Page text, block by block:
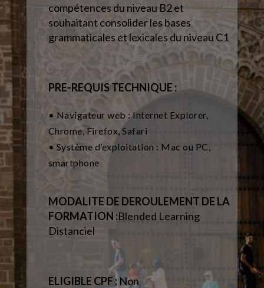
compétences du niveau B2 et
souhaitant consolider les bases
grammaticales et lexicales du niveau C1
PRE-REQUIS TECHNIQUE :
• Navigateur web : Internet Explorer,
Chrome, Firefox, Safari
• Système d’exploitation : Mac ou PC,
smartphone
MODALITE DE DEROULEMENT DE LA
FORMATION :Blended Learning
Distanciel
ELIGIBLE CPF : Non